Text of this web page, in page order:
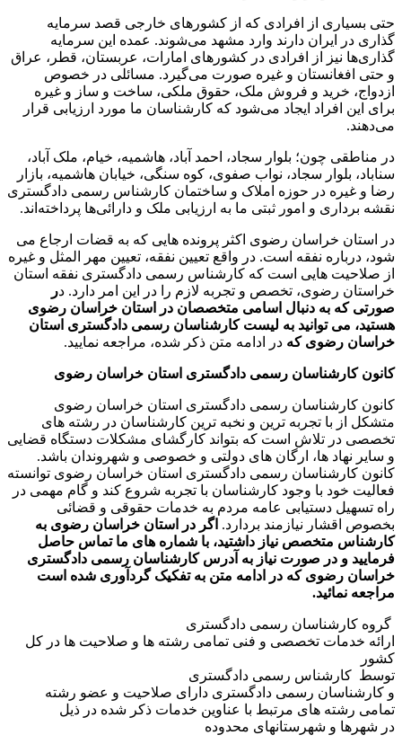
حتی بسیاری از افرادی که از کشور‌های خارجی قصد سرمایه
گذاری در ایران دارند وارد مشهد می‌شوند. عمده این سرمایه
گذاری‌ها نیز از افرادی در کشور‌های امارات، عربستان، قطر، عراق
و حتی افغانستان و غیره صورت می‌گیرد. مسائلی در خصوص
ازدواج، خرید و فروش ملک، حقوق ملکی، ساخت و ساز و غیره
برای این افراد ایجاد می‌شود که کارشناسان ما مورد ارزیابی قرار
می‌دهند.
در مناطقی چون؛ بلوار سجاد، احمد آباد، هاشمیه، خیام، ملک آباد،
سناباد، بلوار سجاد، نواب صفوی، کوه سنگی، خیابان هاشمیه، بازار
رضا و غیره در حوزه املاک و ساختمان کارشناس رسمی دادگستری
نقشه برداری و امور ثبتی ما به ارزیابی ملک و دارائی‌ها پرداخته‌اند.
در استان خراسان رضوی اکثر پرونده هایی که به قضات ارجاع می
شود، درباره نفقه است. در واقع تعیین نفقه، تعیین مهر المثل و غیره
از صلاحیت هایی است که کارشناس رسمی دادگستری نفقه استان
خراستان رضوی، تخصص و تجربه لازم را در این امر دارد. در
صورتی که به دنبال اسامی متخصصان در استان خراسان رضوی
هستید، می توانید به لیست کارشناسان رسمی دادگستری استان
خراسان رضوی که در ادامه متن ذکر شده، مراجعه نمایید.
کانون کارشناسان رسمی دادگستری استان خراسان رضوی
کانون کارشناسان رسمی دادگستری استان خراسان رضوی
متشکل از با تجربه ترین و نخبه ترین کارشناسان در رشته های
تخصصی در تلاش است که بتواند کارگشای مشکلات دستگاه قضایی
و سایر نهاد ها، ارگان های دولتی و خصوصی و شهروندان باشد.
کانون کارشناسان رسمی دادگستری استان خراسان رضوی توانسته
فعالیت خود با وجود کارشناسان با تجربه شروع کند و گام مهمی در
راه تسهیل دستیابی عامه مردم به خدمات حقوقی و قضائی
بخصوص اقشار نیازمند بردارد. اگر در استان خراسان رضوی به
کارشناس متخصص نیاز داشتید، با شماره های ما تماس حاصل
فرمایید و در صورت نیاز به آدرس کارشناسان رسمی دادگستری
خراسان رضوی که در ادامه متن به تفکیک گرد‌آوری شده است
مراجعه نمائید.
گروه کارشناسان رسمی دادگستری
ارائه خدمات تخصصی و فنی تمامی رشته ها و صلاحیت ها در کل
کشور
توسط کارشناس رسمی دادگستری
و کارشناسان رسمی دادگستری دارای صلاحیت و عضو رشته
تمامی رشته های مرتبط با عناوین خدمات ذکر شده در ذیل
در شهرها و شهرستانهای محدوده